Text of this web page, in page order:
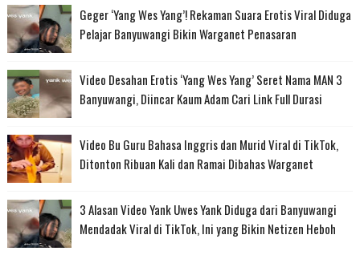
Geger ‘Yang Wes Yang’! Rekaman Suara Erotis Viral Diduga
Pelajar Banyuwangi Bikin Warganet Penasaran
Video Desahan Erotis ‘Yang Wes Yang’ Seret Nama MAN 3
Banyuwangi, Diincar Kaum Adam Cari Link Full Durasi
Video Bu Guru Bahasa Inggris dan Murid Viral di TikTok,
Ditonton Ribuan Kali dan Ramai Dibahas Warganet
3 Alasan Video Yank Uwes Yank Diduga dari Banyuwangi
Mendadak Viral di TikTok, Ini yang Bikin Netizen Heboh